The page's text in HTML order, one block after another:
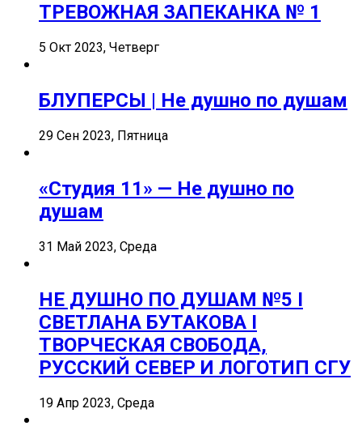
ТРЕВОЖНАЯ ЗАПЕКАНКА № 1
5 Окт 2023, Четверг
БЛУПЕРСЫ | Не душно по душам
29 Сен 2023, Пятница
«Студия 11» — Не душно по
душам
31 Май 2023, Среда
НЕ ДУШНО ПО ДУШАМ №5 I
СВЕТЛАНА БУТАКОВА I
ТВОРЧЕСКАЯ СВОБОДА,
РУССКИЙ СЕВЕР И ЛОГОТИП СГУ
19 Апр 2023, Среда